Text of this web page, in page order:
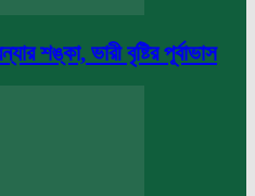
শঙ্কা, ভারী বৃষ্টির পূর্বাভাস